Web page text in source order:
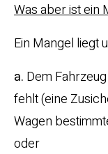
Was aber ist ein
Ein Mangel liegt
a. Dem
fehlt (eine
Wagen
oder